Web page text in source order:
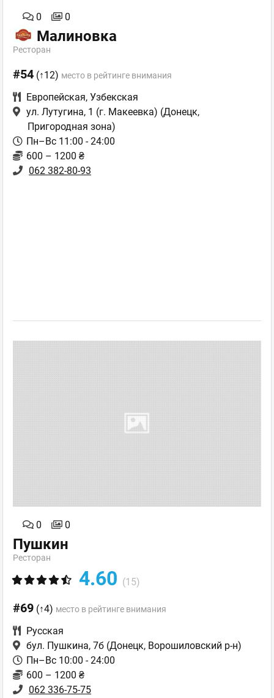
0 0
Малиновка
Ресторан
#54 (↑12) место в рейтинге внимания
Европейская, Узбекская
ул. Лутугина, 1 (г. Макеевка) (Донецк,
Пригородная зона)
Пн–Вс 11:00 - 24:00
600 – 1200 ₴
062 382-80-93
0 0
Пушкин
Ресторан
4.60 (15)
#69 (↑4) место в рейтинге внимания
Русская
бул. Пушкина, 7б (Донецк, Ворошиловский р-н)
Пн–Вс 10:00 - 24:00
600 – 1200 ₴
062 336-75-75